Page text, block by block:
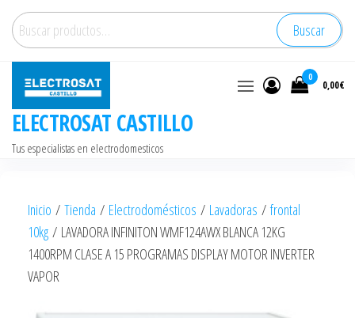
Saltar
contenido
Buscar
por:
Buscar
ELECTROSAT CASTILLO
Tus especialistas en electrodomesticos
0
0,00€
Inicio / Tienda / Electrodomésticos / Lavadoras / frontal
10kg / LAVADORA INFINITON WMF124AWX BLANCA 12KG
1400RPM CLASE A 15 PROGRAMAS DISPLAY MOTOR INVERTER
VAPOR